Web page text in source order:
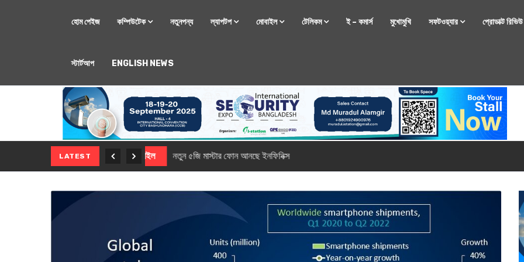
হোম পেইজ কম্পিউটেক নতুনপন্য ল্যাপটপ মোবাইল টেলিকম ই – কমার্স মুখোমুখি সফটওয়্যার প্রোডাক্ট রিভিউ
স্টার্টআপ ENGLISH NEWS
LATEST মোবাইল নতুন সি-সিরিজ স্মার্টফোন নিয়ে আসছে রিয়েলমি